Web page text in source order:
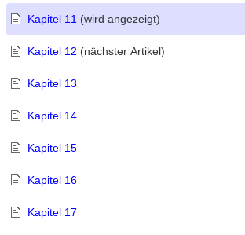
Kapitel 11 (wird angezeigt)
Kapitel 12 (nächster Artikel)
Kapitel 13
Kapitel 14
Kapitel 15
Kapitel 16
Kapitel 17